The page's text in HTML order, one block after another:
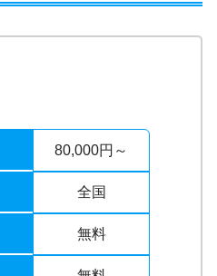
80,000円～
全国
無料